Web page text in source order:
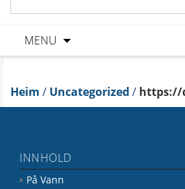
MENU
Heim / Uncategorized / https://
INNHOLD
På Vann